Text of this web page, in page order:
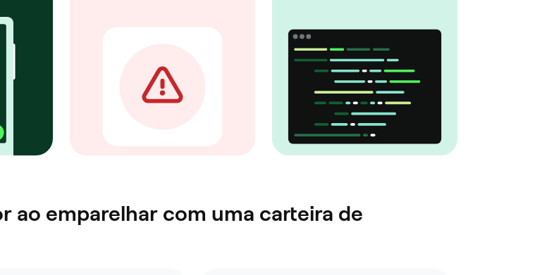
ao emparelhar com uma carteira de